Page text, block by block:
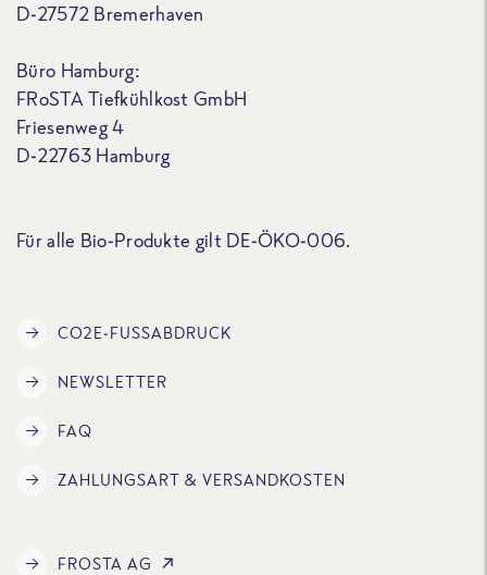
D-27572 Bremerhaven
Büro Hamburg:
FRoSTA Tiefkühlkost GmbH
Friesenweg 4
D-22763 Hamburg
Für alle Bio-Produkte gilt DE-ÖKO-006.
CO2E-FUSSABDRUCK
NEWSLETTER
FAQ
ZAHLUNGSART & VERSANDKOSTEN
FROSTA AG